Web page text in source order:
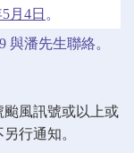
月4日 。
與潘先生聯絡。
颱風訊號或以上或
行通知。